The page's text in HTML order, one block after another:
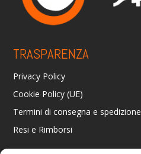
TRASPARENZA
Privacy Policy
Cookie Policy (UE)
Termini di consegna e spedizione
Resi e Rimborsi